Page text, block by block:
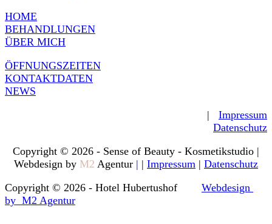
HOME
BEHANDLUNGEN
ÜBER MICH
ÖFFNUNGSZEITEN
KONTAKTDATEN
NEWS
| Impressum
Datenschutz
Copyright © 2026 - Sense of Beauty - Kosmetikstudio |
Webdesign by M2 Agentur | | Impressum | Datenschutz
Copyright © 2026 - Hotel Hubertushof Webdesign
by M2 Agentur